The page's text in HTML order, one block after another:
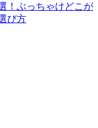
！ぶっちゃけどこが
び方